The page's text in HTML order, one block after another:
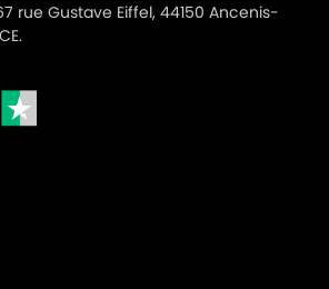
rue Gustave Eiffel, 44150 Ancenis-